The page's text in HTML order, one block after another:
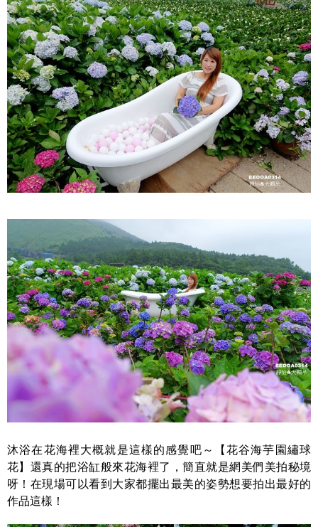
沐浴在花海裡大概就是這樣的感覺吧～【花谷海芋園繡球
花】還真的把浴缸般來花海裡了，簡直就是網美們美拍秘境
呀！在現場可以看到大家都擺出最美的姿勢想要拍出最好的
作品這樣！